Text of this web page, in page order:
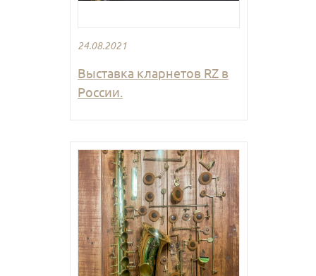
24.08.2021
Выставка кларнетов RZ в
России.